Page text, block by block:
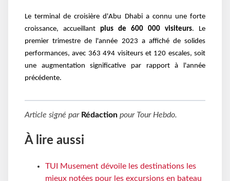
Le terminal de croisière d'Abu Dhabi a connu une forte
croissance, accueillant plus de 600 000 visiteurs. Le
premier trimestre de l'année 2023 a affiché de solides
performances, avec 363 494 visiteurs et 120 escales, soit
une augmentation significative par rapport à l'année
précédente.
Article signé par Rédaction pour Tour Hebdo.
À lire aussi
TUI Musement dévoile les destinations les
mieux notées pour les excursions en bateau